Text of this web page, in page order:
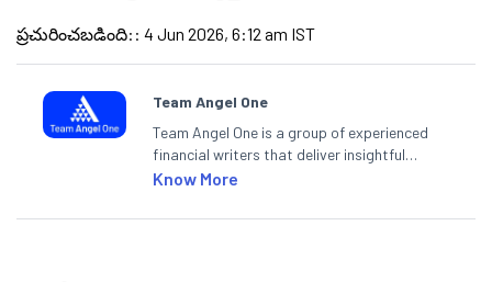
ప్రచురించబడింది: : 4 Jun 2026, 6:12 am IST
Team Angel One
Team Angel One is a group of experienced
financial writers that deliver insightful
articles on the stock market, IPO, economy,
categories.
Know More